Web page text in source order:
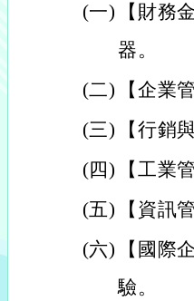
(一)
【財務
器。
(二)
【企業
(三)
【行銷
(四)
【工業
(五)
【資訊
(六)
【國際
驗。